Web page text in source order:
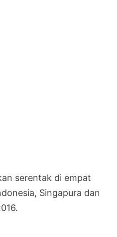
serentak di empat
Singapura dan